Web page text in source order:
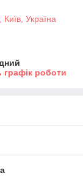
Київ, Україна
графік роботи